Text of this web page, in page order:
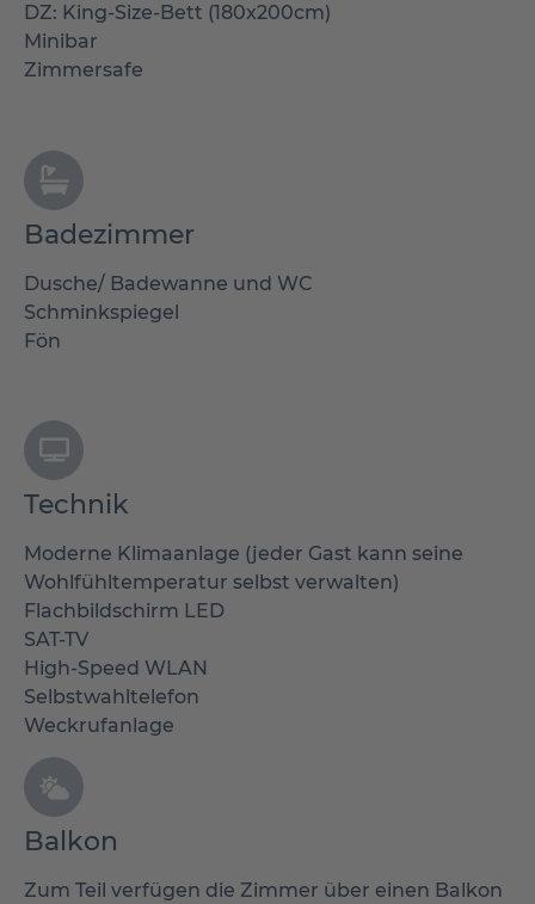
DZ: King-Size-Bett (180x200cm)
Minibar
Zimmersafe
Badezimmer
Dusche/ Badewanne und WC
Schminkspiegel
Fön
Technik
Moderne Klimaanlage (jeder Gast kann seine
Wohlfühltemperatur selbst verwalten)
Flachbildschirm LED
SAT-TV
High-Speed WLAN
Selbstwahltelefon
Weckrufanlage
Balkon
Zum Teil verfügen die Zimmer über einen Balkon